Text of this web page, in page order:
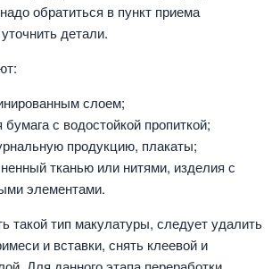
обратиться в пункт приема
детали.
слоем;
бумага с водостойкой пропиткой;
продукцию, плакаты;
тканью или нитями, изделия с
элементами.
такой тип макулатуры, следует удалить
и вставки, снять клеевой и